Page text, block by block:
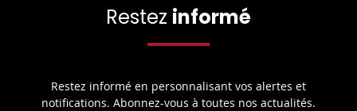
Restez informé
Restez informé en personnalisant vos alertes et
notifications. Abonnez-vous à toutes nos actualités.